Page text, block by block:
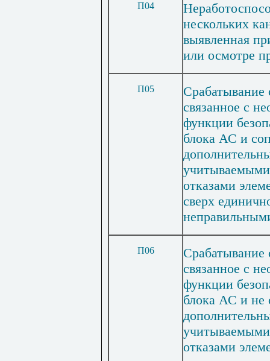
П04
нескольких
выявленная
или осмотре
П05
Срабатывание
связанное с
функции
блока АС и
отказами
сверх
П06
Срабатывание
связанное с
функции
блока АС и не
отказами